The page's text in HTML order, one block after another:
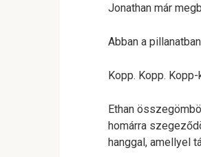
Jonathan már
Abban a
Kopp. Kopp.
Ethan
homárra
hanggal, amellyel